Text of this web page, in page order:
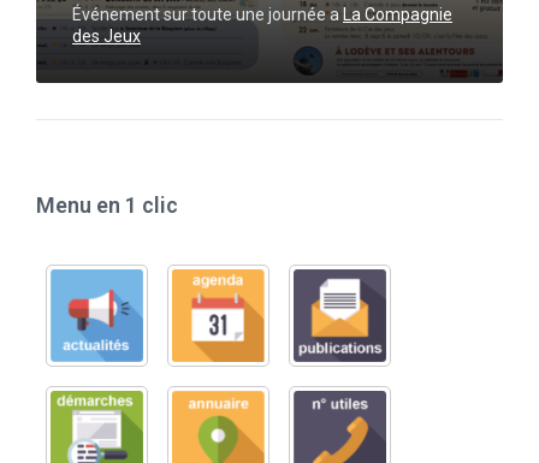
Événement sur toute une journéea La Compagnie
des Jeux
Menu en 1 clic